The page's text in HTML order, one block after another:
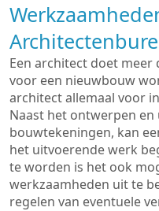
Een architect doet
voor een nieuwbouw
architect allemaal voor
Naast het ontwerpen
bouwtekeningen, kan
het uitvoerende werk
te worden is het ook
werkzaamheden uit te
regelen van eventuele